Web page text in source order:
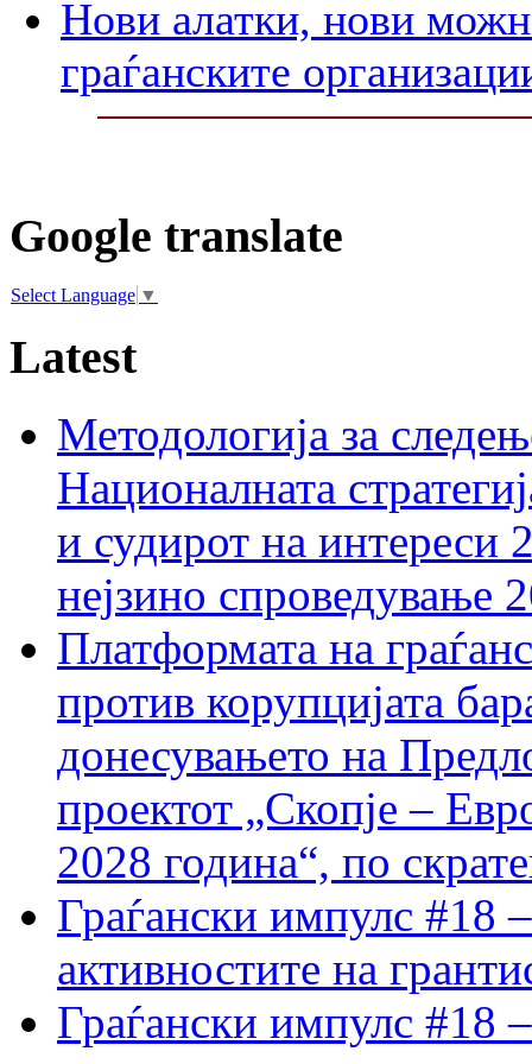
Нови алатки, нови
граѓанските
Google translate
Select Language ▼
Latest
Методологија за
Националната
и судирот на интереси
нејзино спроведување
Платформата на
против корупцијата
донесувањето на
проектот „Скопје –
2028 година“, по
Граѓански импулс #18
активностите на
Граѓански импулс #18